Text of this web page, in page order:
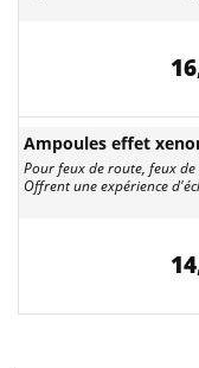
Ampoules effet
Pour feux de route, feux
Offrent une expérience